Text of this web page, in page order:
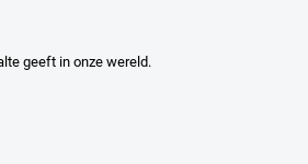
geeft in onze wereld.